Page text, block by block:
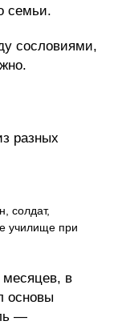
семьи.
сословиями,
разных
солдат,
училище при
месяцев, в
основы
—